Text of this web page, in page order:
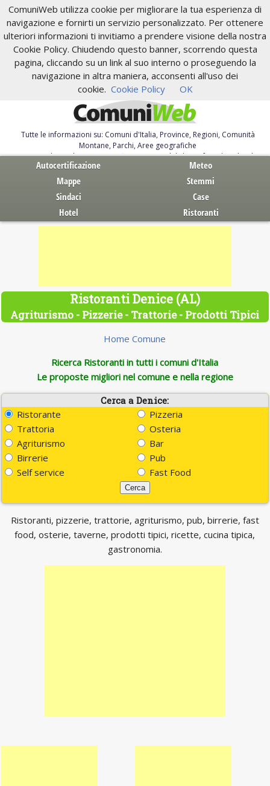
ComuniWeb utilizza cookie per migliorare la tua esperienza di
navigazione e fornirti un servizio personalizzato. Per ottenere
ulteriori informazioni ti invitiamo a prendere visione della nostra
Cookie Policy. Chiudendo questo banner, scorrendo questa
pagina, cliccando su un link al suo interno o proseguendo la
navigazione in altra maniera, acconsenti all'uso dei
cookie. Cookie Policy OK
Tutte le informazioni su: Comuni d'Italia, Province, Regioni, Comunità
Montane, Parchi, Aree geografiche
Servizi al Cittadino. Autocertificazione, moduli, leggi, free download
Autocertificazione
Meteo
Mappe
Stemmi
Sindaci
Case
Hotel
Ristoranti
Ristoranti Denice (AL)
Agriturismo - Pizzerie - Trattorie - Prodotti Tipici
Home Comune
Ricerca Ristoranti in tutti i comuni d'Italia
Le proposte migliori nel comune e nella regione
Cerca a Denice:
Ristorante
Pizzeria
Trattoria
Osteria
Agriturismo
Bar
Birrerie
Pub
Self service
Fast Food
Ristoranti, pizzerie, trattorie, agriturismo, pub, birrerie, fast
food, osterie, taverne, prodotti tipici, ricette, cucina tipica,
gastronomia.